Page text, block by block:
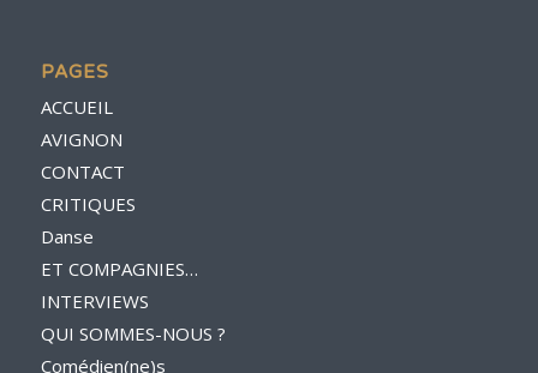
PAGES
ACCUEIL
AVIGNON
CONTACT
CRITIQUES
Danse
ET COMPAGNIES…
INTERVIEWS
QUI SOMMES-NOUS ?
Comédien(ne)s